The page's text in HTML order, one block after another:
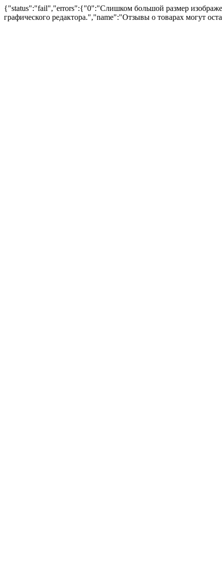
{"status":"fail","errors":{"0":"Слишком большой размер
графического редактора.","name":"Отзывы о товарах могут